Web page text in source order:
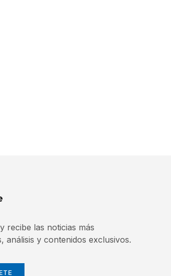
recibe las noticias más
análisis y contenidos exclusivos.